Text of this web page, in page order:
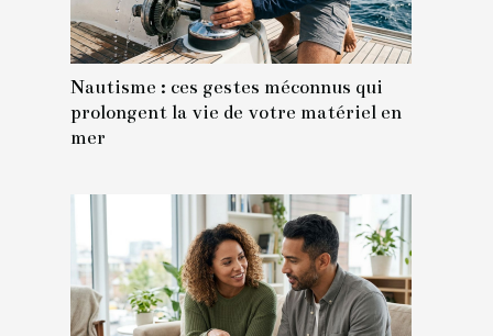
Nautisme : ces gestes méconnus qui
prolongent la vie de votre matériel en
mer